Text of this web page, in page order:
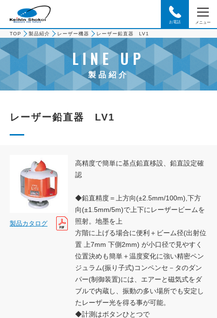
メニュー
お電話
TOP 製品紹介 レーザー機器 レーザー鉛直器 LV1
LINE UP
製品紹介
レーザー鉛直器 LV1
製品カタログ
高精度で簡単に基点鉛直移設、鉛直設定確
認
◆鉛直精度＝上方向(±2.5mm/100m),下方
向(±1.5mm/5m)で上下にレーザービームを
照射。地墨を上
方階に上げる場合に便利＋ビーム径(出射位
置 上7mm 下側2mm) が小口径で見やすく
位置決めも簡単＋温度変化に強い精密ペン
ジュラム(振り子式)コンペンセ－タのダン
パー(制御装置)には、エアーと磁気式をダ
ブルで内蔵し、振動の多い場所でも安定し
たレーザー光を得る事が可能。
◆計測はボタンひとつで